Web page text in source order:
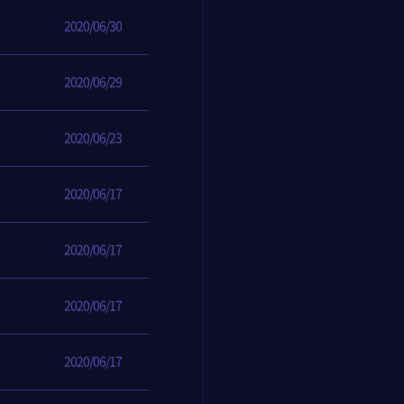
2020/06/30
2020/06/29
2020/06/23
2020/06/17
2020/06/17
2020/06/17
2020/06/17